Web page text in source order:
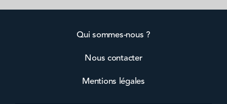
Qui sommes-nous ?
Nous contacter
Mentions légales